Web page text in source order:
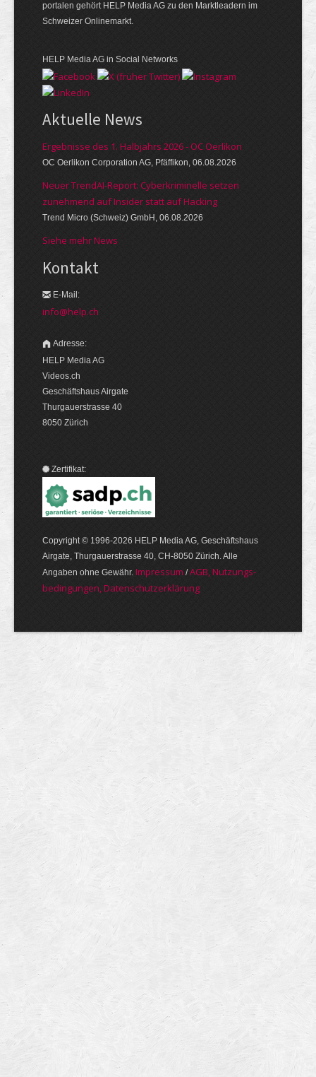
portalen gehört HELP Media AG zu den Marktleadern im
Schweizer Onlinemarkt.
HELP Media AG in Social Networks
Aktuelle News
Ergebnisse des 1. Halbjahrs 2026 - OC Oerlikon
OC Oerlikon Corporation AG, Pfäffikon, 06.08.2026
Neuer TrendAI-Report: Cyberkriminelle setzen
zunehmend auf Insider statt auf Hacking
Trend Micro (Schweiz) GmbH, 06.08.2026
Siehe mehr News
Kontakt
E-Mail:
info@help.ch
Adresse:
HELP Media AG
Videos.ch
Geschäftshaus Airgate
Thurgauerstrasse 40
8050 Zürich
Zertifikat:
Copyright © 1996-2026 HELP Media AG, Geschäftshaus
Airgate, Thurgauer­strasse 40, CH-8050 Zürich. Alle
Angaben ohne Gewähr. Im­pres­sum /AGB, Nut­zungs­
bedin­gungen, Daten­schutz­er­klärung